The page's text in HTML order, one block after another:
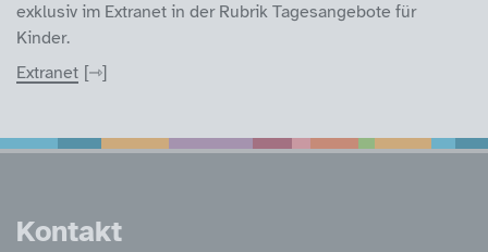
exklusiv im Extranet in der Rubrik Tagesangebote für
Kinder.
Extranet
Service
Kontakt